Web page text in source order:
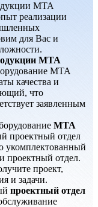
MTA
реализации
для Вас и
MTA
MTA
качества и
что
заявленным
MTA
проектный отдел
укомплектованный
проектный отдел.
проект,
и задачи.
проектный отдел